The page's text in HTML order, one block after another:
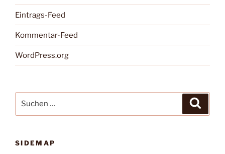
Eintrags-Feed
Kommentar-Feed
WordPress.org
nach:
SIDEMAP